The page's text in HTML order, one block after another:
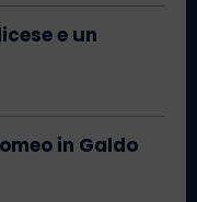
e un
in Galdo